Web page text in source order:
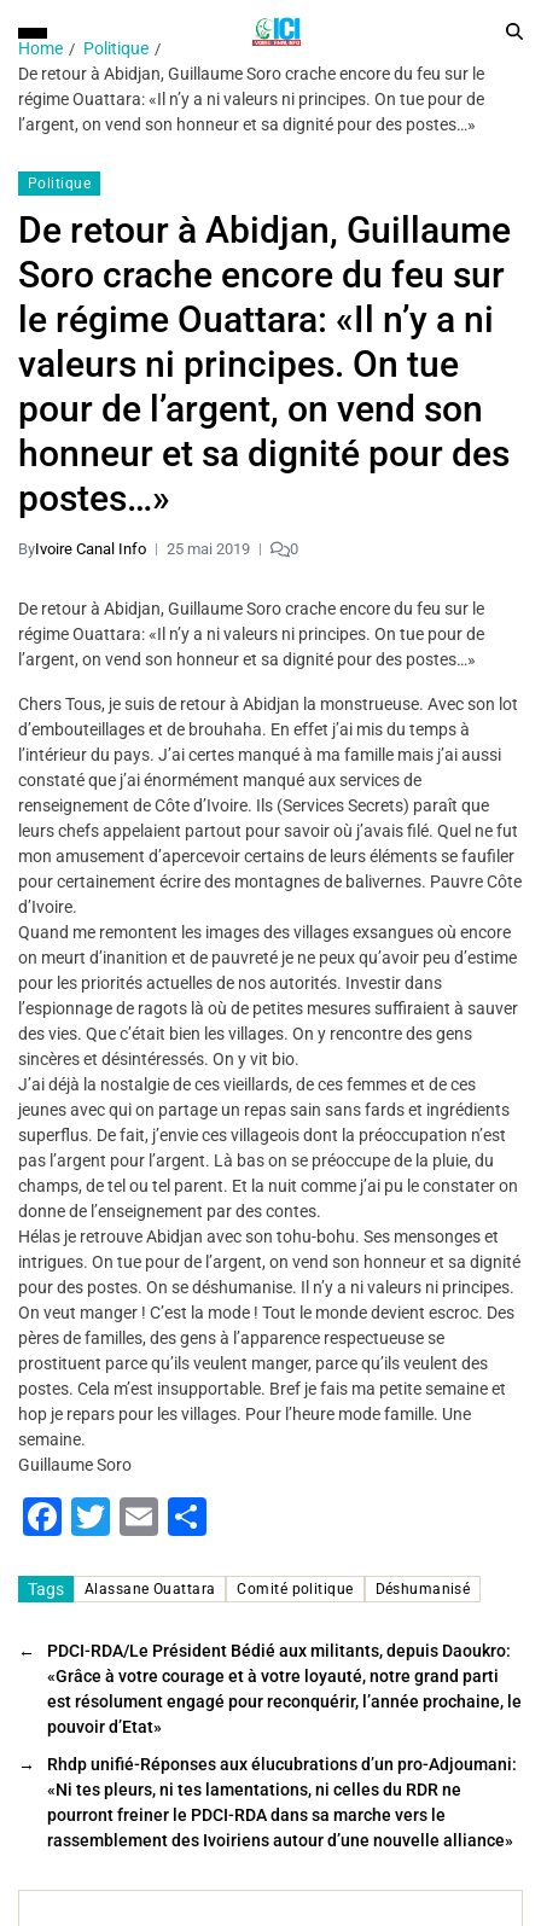
Home
Politique
De retour à Abidjan, Guillaume Soro crache encore du feu sur le
régime Ouattara: «Il n’y a ni valeurs ni principes. On tue pour de
l’argent, on vend son honneur et sa dignité pour des postes…»
Politique
De retour à Abidjan, Guillaume
Soro crache encore du feu sur
le régime Ouattara: «Il n’y a ni
valeurs ni principes. On tue
pour de l’argent, on vend son
honneur et sa dignité pour des
postes…»
ByIvoire Canal Info 25 mai 2019 0
De retour à Abidjan, Guillaume Soro crache encore du feu sur le
régime Ouattara: «Il n’y a ni valeurs ni principes. On tue pour de
l’argent, on vend son honneur et sa dignité pour des postes…»
Chers Tous, je suis de retour à Abidjan la monstrueuse. Avec son lot
d’embouteillages et de brouhaha. En effet j’ai mis du temps à
l’intérieur du pays. J’ai certes manqué à ma famille mais j’ai aussi
constaté que j’ai énormément manqué aux services de
renseignement de Côte d’Ivoire. Ils (Services Secrets) paraît que
leurs chefs appelaient partout pour savoir où j’avais filé. Quel ne fut
mon amusement d’apercevoir certains de leurs éléments se faufiler
pour certainement écrire des montagnes de balivernes. Pauvre Côte
d’Ivoire.
Quand me remontent les images des villages exsangues où encore
on meurt d’inanition et de pauvreté je ne peux qu’avoir peu d’estime
pour les priorités actuelles de nos autorités. Investir dans
l’espionnage de ragots là où de petites mesures suffiraient à sauver
des vies. Que c’était bien les villages. On y rencontre des gens
sincères et désintéressés. On y vit bio.
J’ai déjà la nostalgie de ces vieillards, de ces femmes et de ces
jeunes avec qui on partage un repas sain sans fards et ingrédients
superflus. De fait, j’envie ces villageois dont la préoccupation n’est
pas l’argent pour l’argent. Là bas on se préoccupe de la pluie, du
champs, de tel ou tel parent. Et la nuit comme j’ai pu le constater on
donne de l’enseignement par des contes.
Hélas je retrouve Abidjan avec son tohu-bohu. Ses mensonges et
intrigues. On tue pour de l’argent, on vend son honneur et sa dignité
pour des postes. On se déshumanise. Il n’y a ni valeurs ni principes.
On veut manger ! C’est la mode ! Tout le monde devient escroc. Des
pères de familles, des gens à l’apparence respectueuse se
prostituent parce qu’ils veulent manger, parce qu’ils veulent des
postes. Cela m’est insupportable. Bref je fais ma petite semaine et
hop je repars pour les villages. Pour l’heure mode famille. Une
semaine.
Guillaume Soro
F
c
e
b
o
o
k
T
tt
er
E
ai
l
ta
er
Tags Alassane Ouattara Comité politique Déshumanisé
←
PDCI-RDA/Le Président Bédié aux militants, depuis Daoukro:
«Grâce à votre courage et à votre loyauté, notre grand parti
est résolument engagé pour reconquérir, l’année prochaine, le
pouvoir d’Etat»
→
Rhdp unifié-Réponses aux élucubrations d’un pro-Adjoumani:
«Ni tes pleurs, ni tes lamentations, ni celles du RDR ne
pourront freiner le PDCI-RDA dans sa marche vers le
rassemblement des Ivoiriens autour d’une nouvelle alliance»